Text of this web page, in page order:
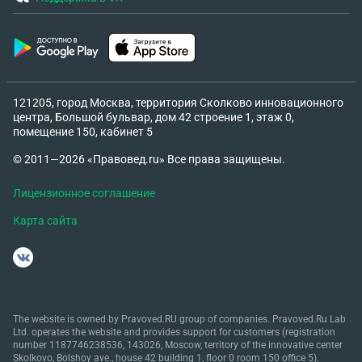
121205, город Москва, территория Сколково инновационного
центра, Большой бульвар, дом 42 строение 1, этаж 0,
помещение 150, кабинет 5
© 2011—2026 «Правовед.ru» Все права защищены.
Лицензионное соглашение
Карта сайта
The website is owned by Pravoved.RU group of companies. Pravoved.Ru Lab
Ltd. operates the website and provides support for customers (registration
number 1187746238536, 143026, Moscow, territory of the innovative center
Skolkovo, Bolshoy ave., house 42 building 1, floor 0 room 150 office 5).